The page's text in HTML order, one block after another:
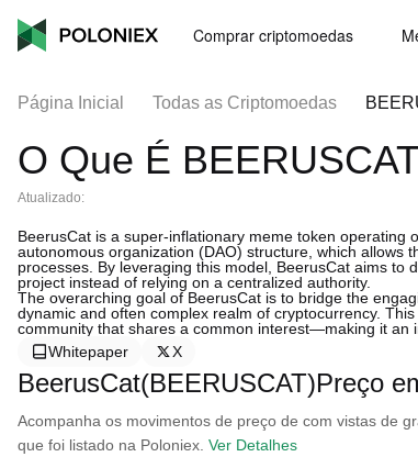
Comprar criptomoedas
Página Inicial Todas as Criptomoedas
O Que É
Atualizado:
BeerusCat is a super-inflationary meme token operating
autonomous organization (DAO) structure, which allows
processes. By leveraging this model, BeerusCat aims
project instead of relying on a centralized authority.
The overarching goal of BeerusCat is to bridge the
dynamic and often complex realm of cryptocurrency.
community that shares a common interest—making it an
Whitepaper
X
BeerusCat(BEERUSCAT)Preço
Acompanha os movimentos de preço de com vistas de
que foi listado na Poloniex. Ver Detalhes